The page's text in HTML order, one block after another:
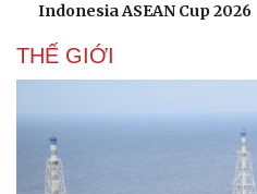
Indonesia ASEAN Cup 2026
THẾ GIỚI